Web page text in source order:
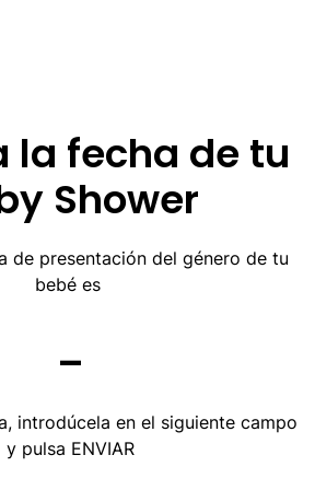
la fecha de tu
Shower
de presentación del género de tu
bebé es
–
introdúcela en el siguiente campo
y pulsa ENVIAR